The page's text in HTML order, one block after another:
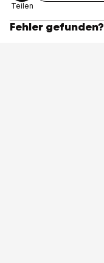
Teilen
Fehler gefunden?